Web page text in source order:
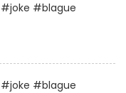
#blague
#blague